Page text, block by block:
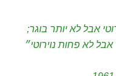
אבל לא יותר בוגר;
לא פחות נוירוטי״